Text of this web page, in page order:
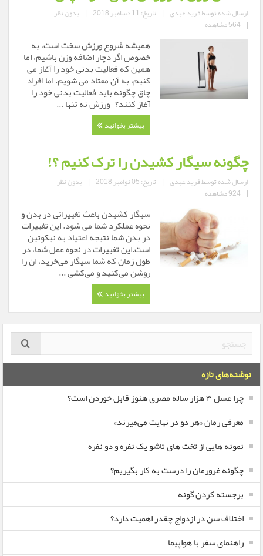
ارسال شده توسطفرید عبدی | تاریخ: 11 دسامبر 2018 | بدون نظر
| 564 مشاهده
همیشه شروع ورزش سخت است، به
خصوص اگر دچار اضافه وزن باشیم، اما
همین که فعالیت بدنی خود را آغاز می
کنیم، به آن معتاد می شویم. اما افراد
چاق چگونه باید فعالیت بدنی خود را
آغاز کنند؟ ورزش نه تنها ...
بیشتر بخوانید
چگونه سیگار کشیدن را ترک کنیم ؟!
ارسال شده توسطفرید عبدی | تاریخ: 05 نوامبر 2018 | بدون نظر
| 924 مشاهده
سیگار کشیدن باعث تغییراتی در بدن و
نحوه عملکرد شما می شود. این تغییرات
در بدن شما نتیجه اعتیاد به نیکوتین
است.این تغییرات در نحوه عمل شما، در
طول زمان که شما سیگار می‌خرید، ان را
روشن می‌کنید و می‌کشی ...
بیشتر بخوانید
نوشته‌های تازه
چرا عسل ۳ هزار ساله‌ مصری هنوز قابل خوردن است؟
معرفی رمان «هر دو در نهایت می‌میرند»
نمونه هایی از تخت های تاشو یک نفره و دو نفره
چگونه غرورمان را درست به کار بگیریم؟
برجسته کردن گونه
اختلاف سن در ازدواج چقدر اهمیت دارد؟
راهنمای سفر با هواپیما